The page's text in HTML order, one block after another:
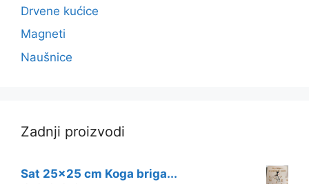
Drvene kućice
Magneti
Naušnice
Zadnji proizvodi
Sat 25x25 cm Koga briga...